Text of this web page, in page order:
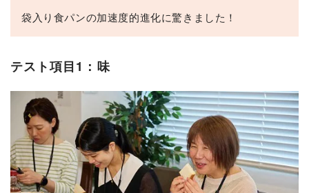
袋入り食パンの加速度的進化に驚きました！
テスト項目1：味